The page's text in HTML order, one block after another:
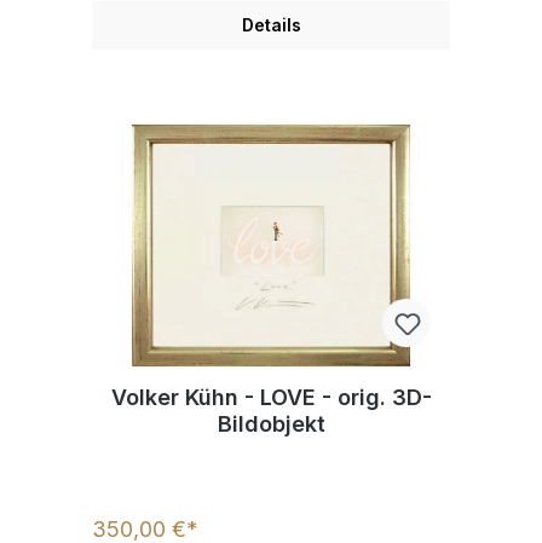
Details
Volker Kühn - LOVE - orig. 3D-
Bildobjekt
350,00 €*